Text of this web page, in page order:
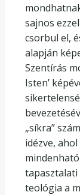
sajnos
csorbul el,
alapján
Szentírás
Isten’
„síkra”
idézve,
tapasztalati
teológia a